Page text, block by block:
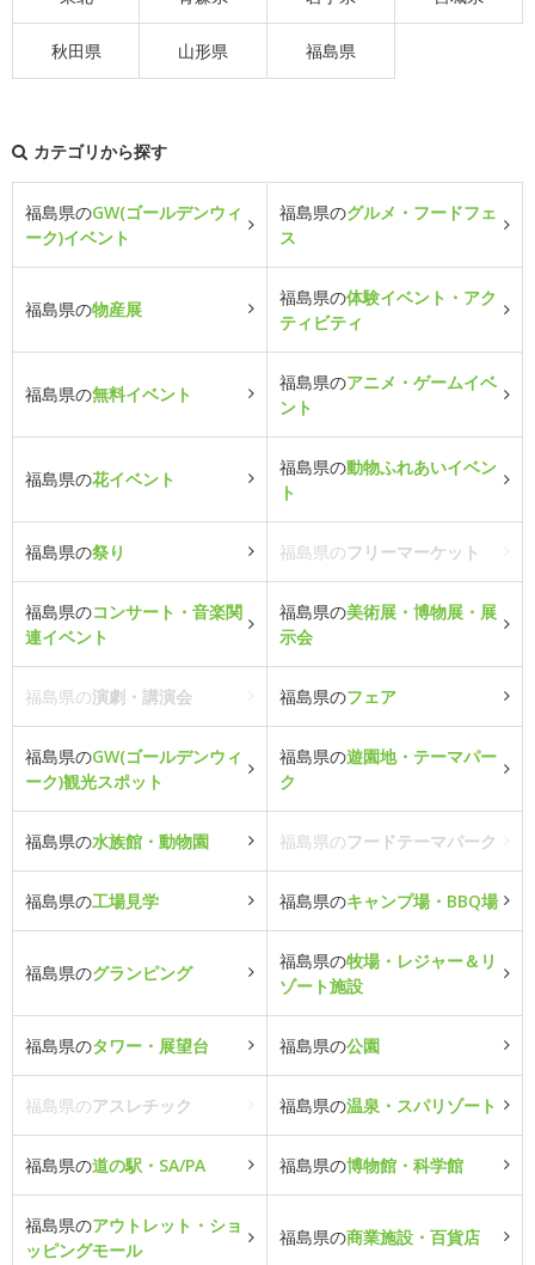
秋田県 山形県 福島県
カテゴリから探す
福島県のGW(ゴールデンウィ
ーク)イベント
福島県のグルメ・フードフェ
ス
福島県の物産展
福島県の体験イベント・アク
ティビティ
福島県の無料イベント
福島県のアニメ・ゲームイベ
ント
福島県の花イベント
福島県の動物ふれあいイベン
ト
福島県の祭り 福島県のフリーマーケット
福島県のコンサート・音楽関
連イベント
福島県の美術展・博物展・展
示会
福島県の演劇・講演会 福島県のフェア
福島県のGW(ゴールデンウィ
ーク)観光スポット
福島県の遊園地・テーマパー
ク
福島県の水族館・動物園 福島県のフードテーマパーク
福島県の工場見学 福島県のキャンプ場・BBQ場
福島県のグランピング
福島県の牧場・レジャー＆リ
ゾート施設
福島県のタワー・展望台 福島県の公園
福島県のアスレチック 福島県の温泉・スパリゾート
福島県の道の駅・SA/PA 福島県の博物館・科学館
福島県のアウトレット・ショ
ッピングモール
福島県の商業施設・百貨店